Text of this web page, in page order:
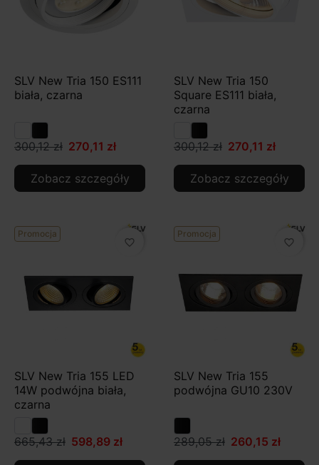
SLV New Tria 150 ES111
biała, czarna
300,12 zł 270,11 zł
Zobacz szczegóły
SLV New Tria 150
Square ES111 biała,
czarna
300,12 zł 270,11 zł
Zobacz szczegóły
Promocja
favorite_border
SLV New Tria 155 LED
14W podwójna biała,
czarna
665,43 zł 598,89 zł
Promocja
favorite_border
SLV New Tria 155
podwójna GU10 230V
289,05 zł 260,15 zł